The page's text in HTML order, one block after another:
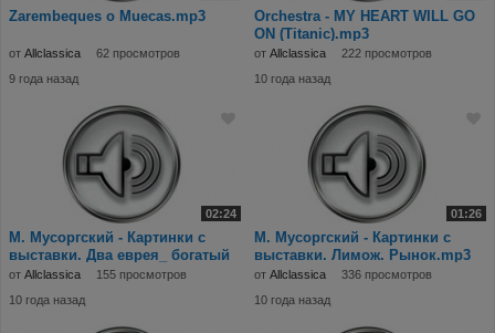
Zarembeques o Muecas.mp3
от Allclassica
62 просмотров
9 года назад
Orchestra - MY HEART WILL GO
ON (Titanic).mp3
от Allclassica
222 просмотров
10 года назад
02:24
М. Мусоргский - Картинки с
выставки. Два еврея_ богатый
и бедный.mp3
от Allclassica
155 просмотров
10 года назад
01:26
М. Мусоргский - Картинки с
выставки. Лимож. Рынок.mp3
от Allclassica
336 просмотров
10 года назад